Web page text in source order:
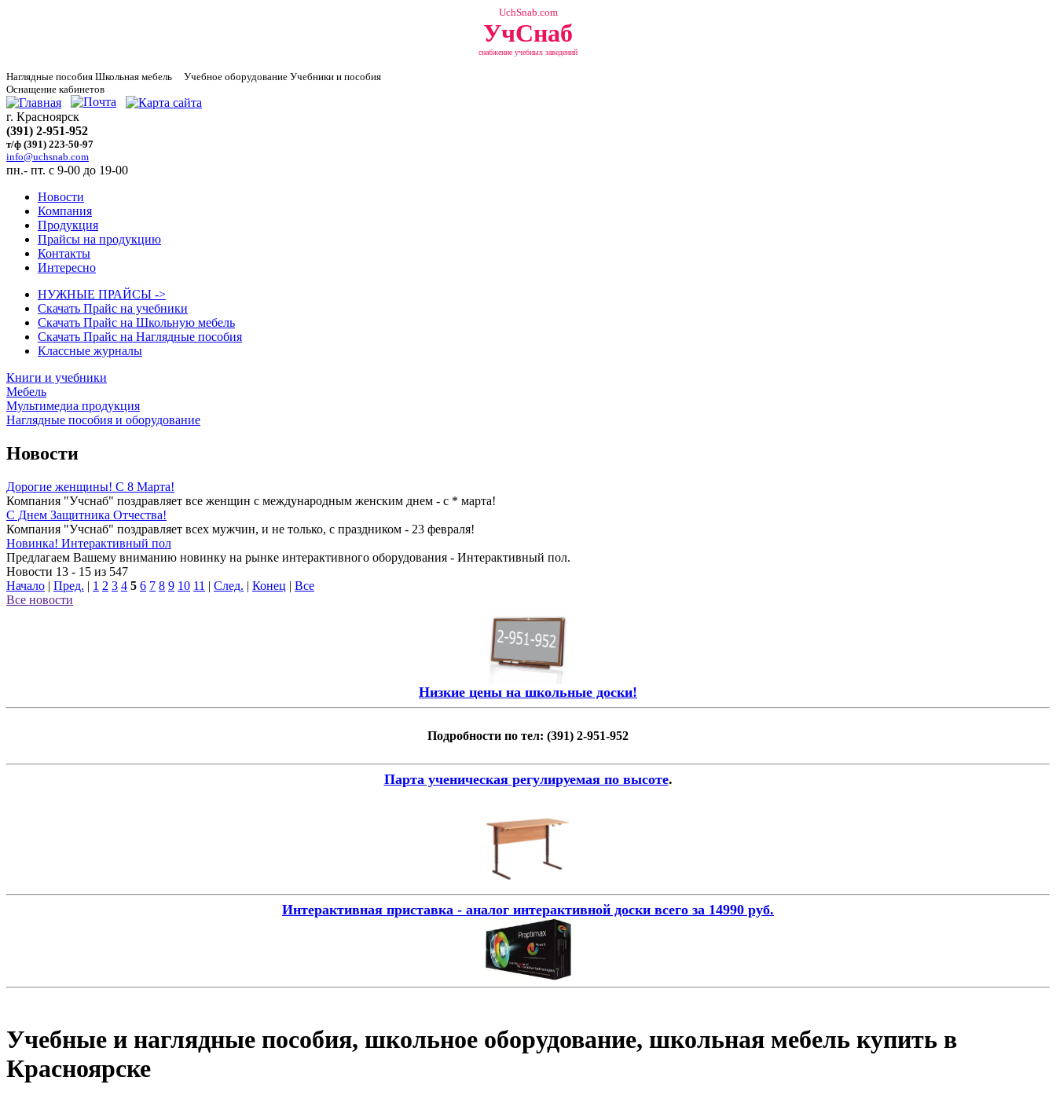
UchSnab.com
УчСнаб
снабжение учебных заведений
Наглядные пособия Школьная мебель Учебное оборудование Учебники и пособия
Оснащение кабинетов
г. Красноярск
(391) 2-951-952
т/ф (391) 223-50-97
info@uchsnab.com
пн.- пт. с 9-00 до 19-00
Новости
Компания
Продукция
Прайсы на продукцию
Контакты
Интересно
НУЖНЫЕ ПРАЙСЫ ->
Скачать Прайс на учебники
Скачать Прайс на Школьную мебель
Скачать Прайс на Наглядные пособия
Классные журналы
Книги и учебники
Мебель
Мультимедиа продукция
Наглядные пособия и оборудование
Новости
Дорогие женщины! С 8 Марта!
Компания "Учснаб" поздравляет все женщин с международным женским днем - с * марта!
C Днем Защитника Отчества!
Компания "Учснаб" поздравляет всех мужчин, и не только, с праздником - 23 февраля!
Новинка! Интерактивный пол
Предлагаем Вашему вниманию новинку на рынке интерактивного оборудования - Интерактивный пол.
Новости 13 - 15 из 547
Начало | Пред. | 1 2 3 4 5 6 7 8 9 10 11 | След. | Конец | Все
Все новости
Низкие цены на школьные доски!
Подробности по тел: (391) 2-951-952
Парта ученическая регулируемая по высоте.
Интерактивная приставка - аналог интерактивной доски всего за 14990 руб.
Учебные и наглядные пособия, школьное оборудование, школьная мебель купить в
Красноярске